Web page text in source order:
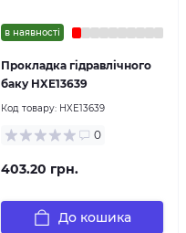
в наявності
Прокладка гідравлічного
баку HXE13639
Код товару: HXE13639
0
403.20 грн.
До кошика